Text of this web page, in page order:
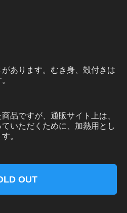
あります。むき身、殻付きは
品ですが、通販サイト上は、
いただくために、加熱用とし
。
OUT